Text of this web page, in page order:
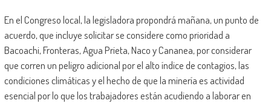
En el Congreso local, la legisladora propondrá mañana, un punto de
acuerdo, que incluye solicitar se considere como prioridad a
Bacoachi, Fronteras, Agua Prieta, Naco y Cananea, por considerar
que corren un peligro adicional por el alto índice de contagios, las
condiciones climáticas y el hecho de que la minería es actividad
esencial por lo que los trabajadores están acudiendo a laborar en